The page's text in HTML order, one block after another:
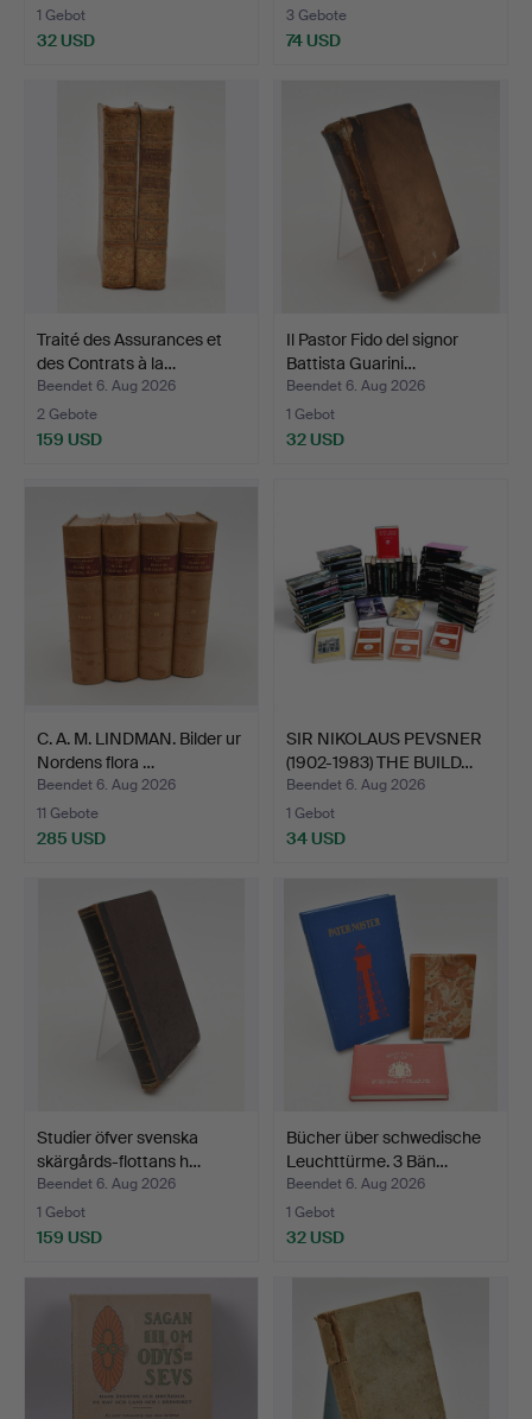
1 Gebot
32 USD
3 Gebote
74 USD
Traité des Assurances et
des Contrats à la…
Beendet 6. Aug 2026
2 Gebote
159 USD
Il Pastor Fido del signor
Battista Guarini…
Beendet 6. Aug 2026
1 Gebot
32 USD
C. A. M. LINDMAN. Bilder ur
Nordens flora …
Beendet 6. Aug 2026
11 Gebote
285 USD
SIR NIKOLAUS PEVSNER
(1902-1983) THE BUILD…
Beendet 6. Aug 2026
1 Gebot
34 USD
Studier öfver svenska
skärgårds-flottans h…
Beendet 6. Aug 2026
1 Gebot
159 USD
Bücher über schwedische
Leuchttürme. 3 Bän…
Beendet 6. Aug 2026
1 Gebot
32 USD